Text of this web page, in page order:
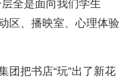
全是面向我们学生
区、播映室、心理体验
团把书店“玩”出了新花